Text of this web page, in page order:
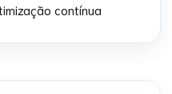
contínua